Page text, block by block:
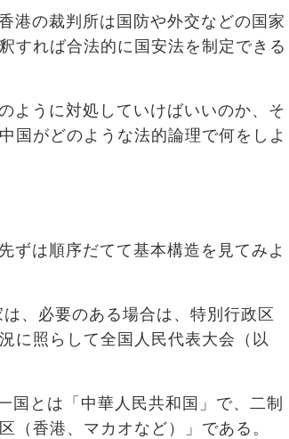
港の裁判所は国防や外交などの国家
すれば合法的に国安法を制定できる
ように対処していけばいいのか、そ
国がどのような法的論理で何をしよ
ずは順序だてて基本構造を見てみよ
、必要のある場合は、特別行政区
に照らして全国人民代表大会（以
とは「中華人民共和国」で、二制
（香港、マカオなど）」である。